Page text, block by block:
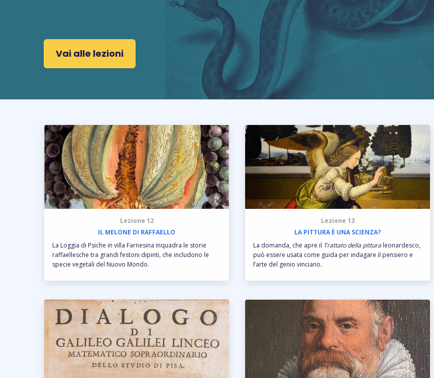
Vai alle lezioni
Lezione 12
IL MELONE DI RAFFAELLO
La Loggia di Psiche in villa Farnesina inquadra le storie
raffaellesche tra grandi festoni dipinti, che includono le
specie vegetali del Nuovo Mondo.
Lezione 13
LA PITTURA È UNA SCIENZA?
La domanda, che apre il Trattato della pittura leonardesco,
può essere usata come guida per indagare il pensiero e
l’arte del genio vinciano.